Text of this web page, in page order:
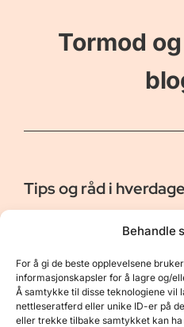
Behandle
For å gi de beste opplevelsene
informasjonskapsler for å lagre og/
Å samtykke til disse teknologiene vil
nettleseratferd eller unike ID-er på
eller trekke tilbake samtykket kan
Tormod
Tips og råd i
Er vår bloggside hvor vi
gi deg råd og tips innen
naturopplevelser, personlig
Nyttige Linker
Om oss